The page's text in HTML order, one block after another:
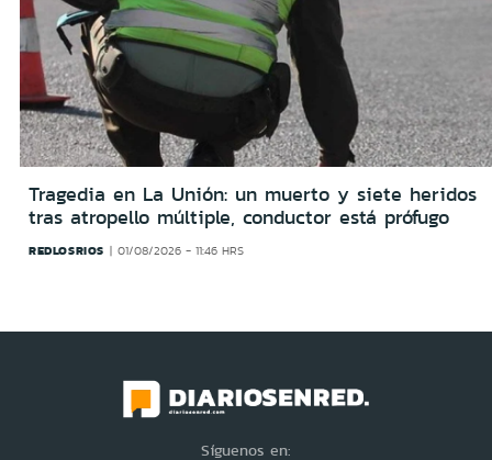
Tragedia en La Unión: un muerto y siete heridos
tras atropello múltiple, conductor está prófugo
REDLOSRIOS 01/08/2026 - 11:46 HRS
Síguenos en: